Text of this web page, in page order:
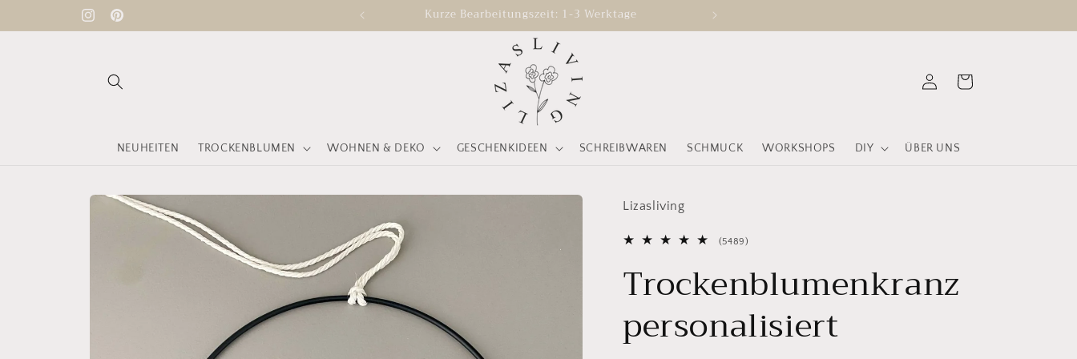
Inhalt
InstagramPinterest
Versandkostenfrei ab 60 € ♡ Kurze Bearbeitungszeit: 1-3 Werktage
NEUHEITEN TROCKENBLUMEN WOHNEN & DEKO GESCHENKIDEEN SCHREIBWAREN SCHMUCK WORKSHOPS DIY ÜBER UNS
EinloggenWarenkorb
Zu
Produktinformationen
Lizasliving
(5489)
insgesamt
Trockenblumenkranz
personalisiert